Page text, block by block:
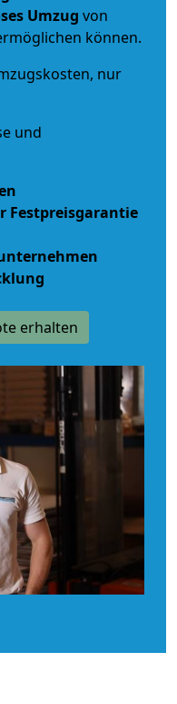
Umzug von
können.
nur
und
Festpreisgarantie
erhalten